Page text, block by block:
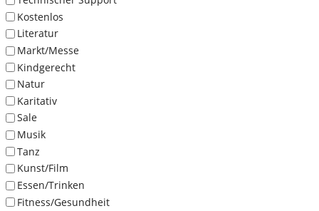
Kostenlos
Literatur
Markt/Messe
Kindgerecht
Natur
Karitativ
Sale
Musik
Tanz
Kunst/Film
Essen/Trinken
Fitness/Gesundheit